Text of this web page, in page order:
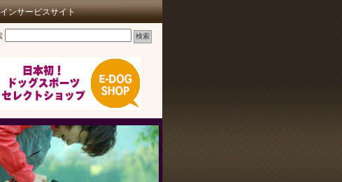
ンサービスサイト